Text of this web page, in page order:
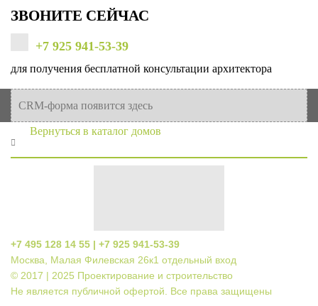
ЗВОНИТЕ СЕЙЧАС
+7 925 941-53-39
для получения бесплатной консультации архитектора
CRM-форма появится здесь
Вернуться в каталог домов
+7 495 128 14 55 | +7 925 941-53-39
Москва, Малая Филевская 26к1 отдельный вход
© 2017 | 2025 Проектирование и строительство
Не является публичной офертой. Все права защищены